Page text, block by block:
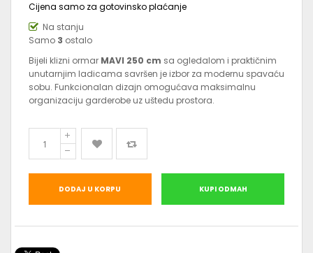
Cijena samo za gotovinsko plaćanje
Na stanju
Samo 3 ostalo
Bijeli klizni ormar MAVI 250 cm sa ogledalom i praktičnim
unutarnjim ladicama savršen je izbor za modernu spavaću
sobu. Funkcionalan dizajn omogućava maksimalnu
organizaciju garderobe uz uštedu prostora.
DODAJ U KORPU KUPI ODMAH